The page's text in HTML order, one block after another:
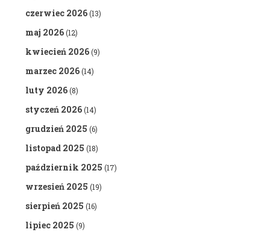
czerwiec 2026(13)
maj 2026(12)
kwiecień 2026(9)
marzec 2026(14)
luty 2026(8)
styczeń 2026(14)
grudzień 2025 (6)
listopad 2025 (18)
październik 2025 (17)
wrzesień 2025 (19)
sierpień 2025 (16)
lipiec 2025 (9)